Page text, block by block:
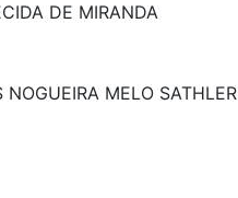
DE MIRANDA
NOGUEIRA MELO SATHLER